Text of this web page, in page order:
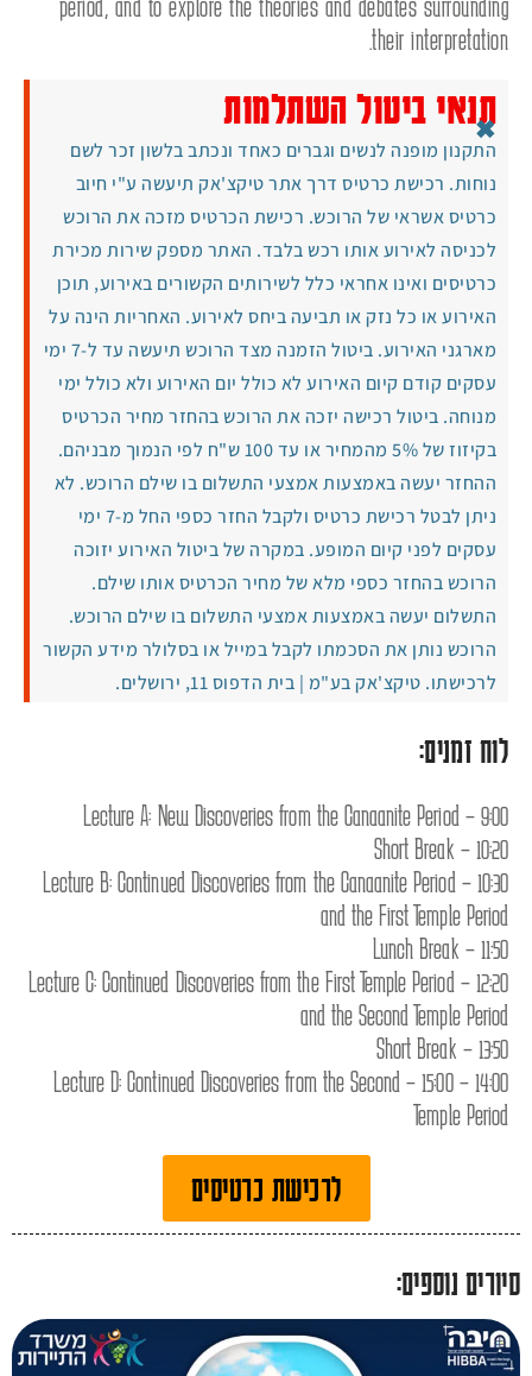
their interpretation.
תנאי ביטול השתלמות
התקנון מופנה לנשים וגברים כאחד ונכתב בלשון זכר לשם
נוחות. רכישת כרטיס דרך אתר טיקצ'אק תיעשה ע"י חיוב
כרטיס אשראי של הרוכש. רכישת הכרטיס מזכה את הרוכש
לכניסה לאירוע אותו רכש בלבד. האתר מספק שירות מכירת
כרטיסים ואינו אחראי כלל לשירותים הקשורים באירוע, תוכן
האירוע או כל נזק או תביעה ביחס לאירוע. האחריות הינה על
מארגני האירוע. ביטול הזמנה מצד הרוכש תיעשה עד ל-7 ימי
עסקים קודם קיום האירוע לא כולל יום האירוע ולא כולל ימי
מנוחה. ביטול רכישה יזכה את הרוכש בהחזר מחיר הכרטיס
בקיזוז של 5% מהמחיר או עד 100 ש"ח לפי הנמוך מבניהם.
ההחזר יעשה באמצעות אמצעי התשלום בו שילם הרוכש. לא
ניתן לבטל רכישת כרטיס ולקבל החזר כספי החל מ-7 ימי
עסקים לפני קיום המופע. במקרה של ביטול האירוע יזוכה
הרוכש בהחזר כספי מלא של מחיר הכרטיס אותו שילם.
התשלום יעשה באמצעות אמצעי התשלום בו שילם הרוכש.
הרוכש נותן את הסכמתו לקבל במייל או בסלולר מידע הקשור
לרכישתו. טיקצ'אק בע"מ | בית הדפוס 11, ירושלים.
×
לוח זמנים:
9:00 – Lecture A: New Discoveries from the Canaanite Period
10:20 – Short Break
10:30 – Lecture B: Continued Discoveries from the Canaanite Period
and the First Temple Period
11:50 – Lunch Break
12:20 – Lecture C: Continued Discoveries from the First Temple Period
and the Second Temple Period
13:50 – Short Break
14:00 – 15:00 – Lecture D: Continued Discoveries from the Second
Temple Period
לרכישת כרטיסים
סיורים נוספים: